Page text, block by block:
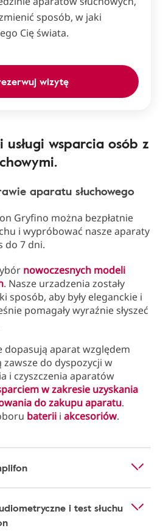
sposób, w jaki
Cię świata.
wizytę
usługi wsparcia osób z
aparatu słuchowego
Gryfino można bezpłatnie
i wypróbować nasze aparaty
do 7 dni.
nowoczesnych modeli
. Nasze urzadzenia zostały
sposób, aby były eleganckie i
pomagały wyraźnie słyszeć
dopasują aparat względem
do dyspozycji w
i czyszczenia aparatów
w zakresie uzyskania
do zakupu aparatu.
baterii i akcesoriów.
i test słuchu